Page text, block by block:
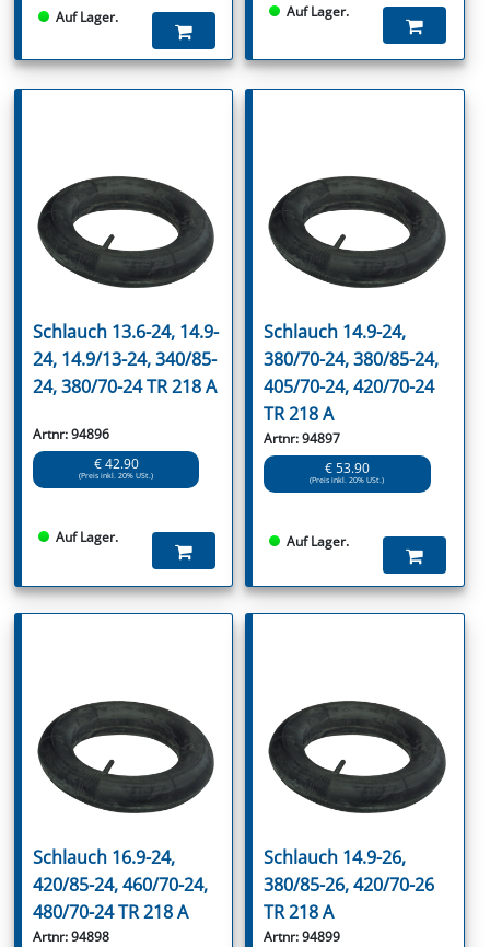
Auf Lager. Auf Lager.
Schlauch 13.6-24, 14.9-
24, 14.9/13-24, 340/85-
24, 380/70-24 TR 218 A
Artnr: 94896
€ 42.90
(Preis inkl. 20% USt.)
Auf Lager.
Schlauch 14.9-24,
380/70-24, 380/85-24,
405/70-24, 420/70-24
TR 218 A
Artnr: 94897
€ 53.90
(Preis inkl. 20% USt.)
Auf Lager.
Schlauch 16.9-24,
420/85-24, 460/70-24,
480/70-24 TR 218 A
Artnr: 94898
Schlauch 14.9-26,
380/85-26, 420/70-26
TR 218 A
Artnr: 94899